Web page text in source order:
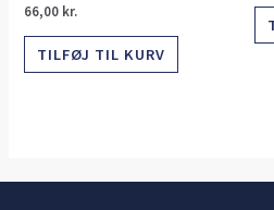
66,00 kr.
TILFØJ TIL KURV